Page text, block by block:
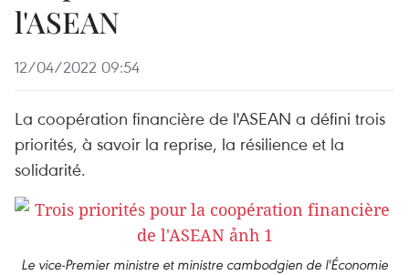
l'ASEAN
12/04/2022 09:54
La coopération financière de l'ASEAN a défini trois
priorités, à savoir la reprise, la résilience et la
solidarité.
Le vice-Premier ministre et ministre cambodgien de l'Économie